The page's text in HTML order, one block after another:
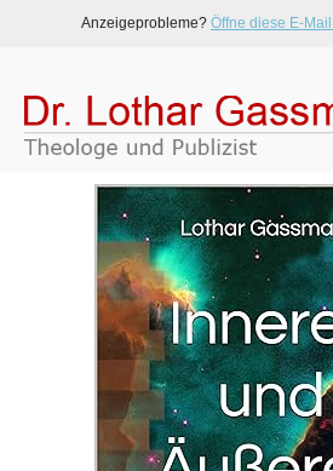
Anzeigeprobleme? Öffne diese E-